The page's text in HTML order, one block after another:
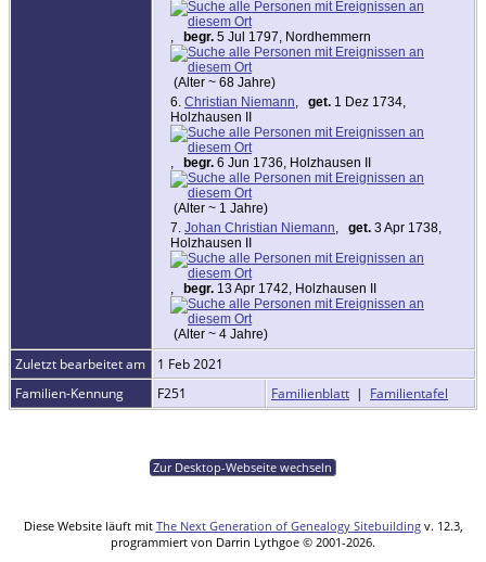
begr. 5 Jul 1797, Nordhemmern
(Alter ~ 68 Jahre)
6. Christian Niemann get. 1 Dez 1734,
Holzhausen II
begr. 6 Jun 1736, Holzhausen II
(Alter ~ 1 Jahre)
7. Johan Christian Niemann get. 3 Apr 1738,
Holzhausen II
begr. 13 Apr 1742, Holzhausen II
(Alter ~ 4 Jahre)
Zuletzt bearbeitet am
1 Feb 2021
Familien-Kennung
F251 Familienblatt | Familientafel
Zur Desktop-Webseite wechseln
Diese Website läuft mit The Next Generation of Genealogy Sitebuildingv. 12.3,
programmiert von Darrin Lythgoe © 2001-2026.